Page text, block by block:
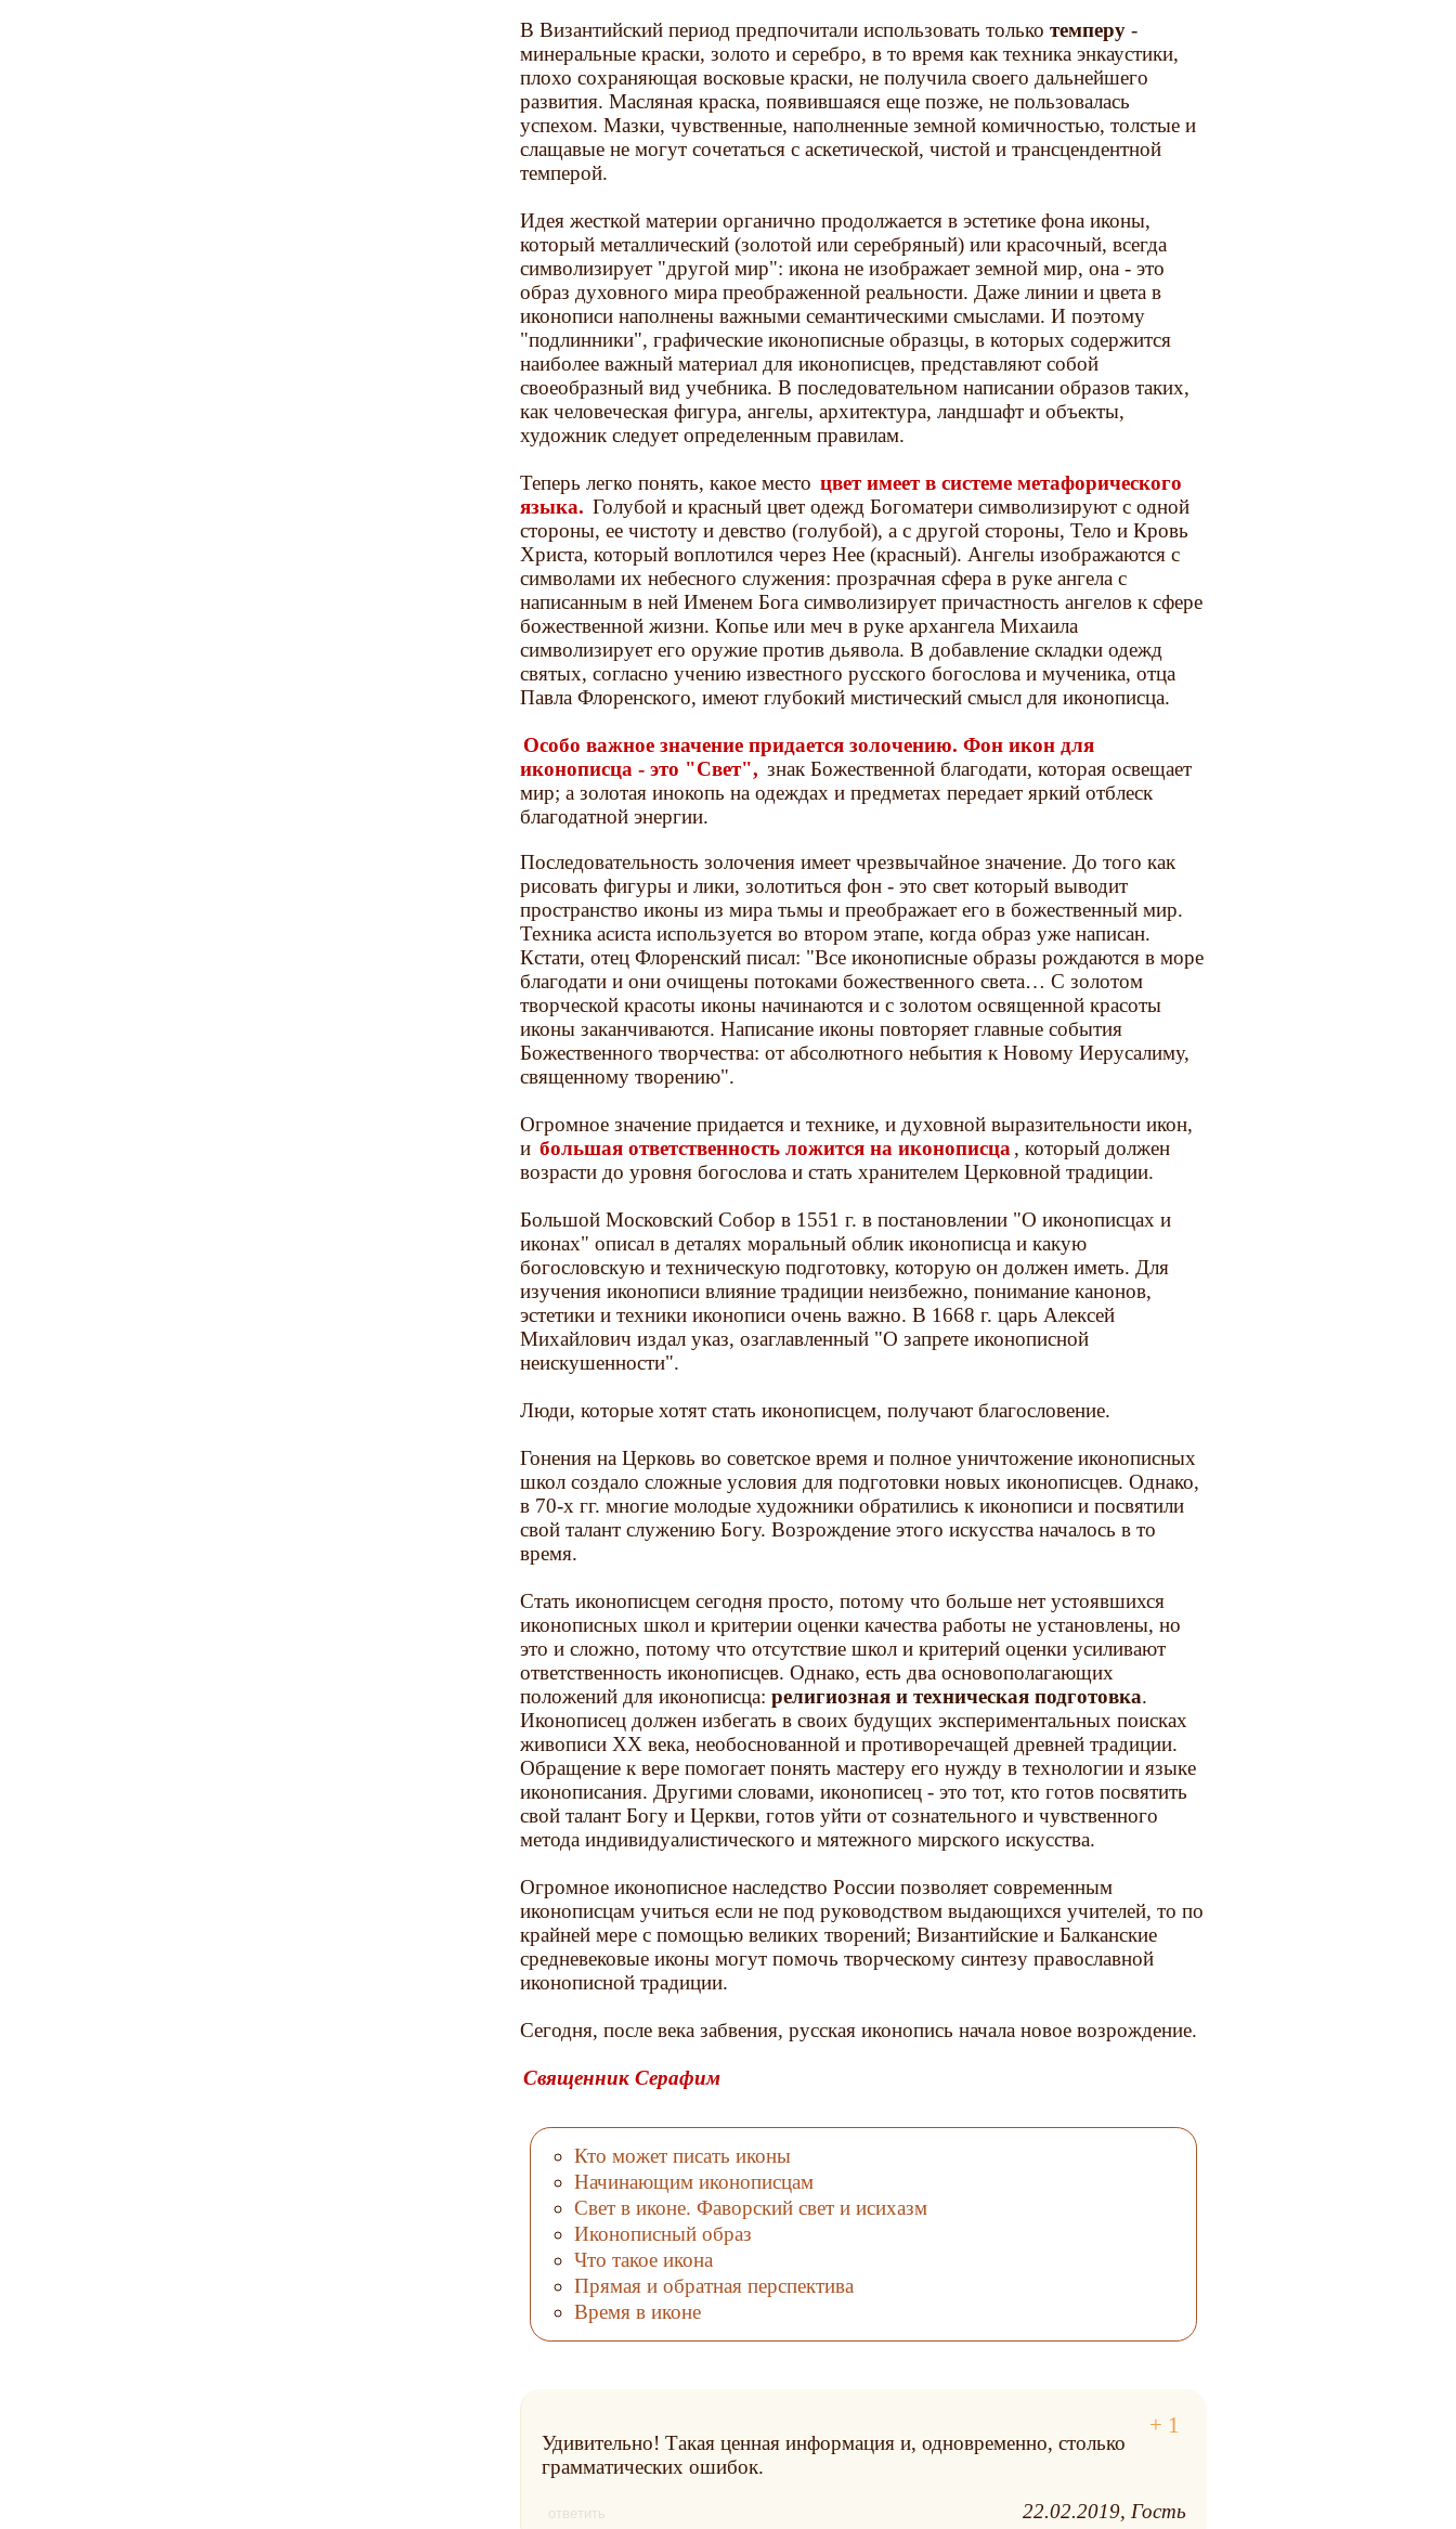
В Византийский период предпочитали использовать только темперу -
минеральные краски, золото и серебро, в то время как техника энкаустики,
плохо сохраняющая восковые краски, не получила своего дальнейшего
развития. Масляная краска, появившаяся еще позже, не пользовалась
успехом. Мазки, чувственные, наполненные земной комичностью, толстые и
слащавые не могут сочетаться с аскетической, чистой и трансцендентной
темперой.
Идея жесткой материи органично продолжается в эстетике фона иконы,
который металлический (золотой или серебряный) или красочный, всегда
символизирует "другой мир": икона не изображает земной мир, она - это
образ духовного мира преображенной реальности. Даже линии и цвета в
иконописи наполнены важными семантическими смыслами. И поэтому
"подлинники", графические иконописные образцы, в которых содержится
наиболее важный материал для иконописцев, представляют собой
своеобразный вид учебника. В последовательном написании образов таких,
как человеческая фигура, ангелы, архитектура, ландшафт и объекты,
художник следует определенным правилам.
Теперь легко понять, какое место цвет имеет в системе метафорического
языка. Голубой и красный цвет одежд Богоматери символизируют с одной
стороны, ее чистоту и девство (голубой), а с другой стороны, Тело и Кровь
Христа, который воплотился через Нее (красный). Ангелы изображаются с
символами их небесного служения: прозрачная сфера в руке ангела с
написанным в ней Именем Бога символизирует причастность ангелов к сфере
божественной жизни. Копье или меч в руке архангела Михаила
символизирует его оружие против дьявола. В добавление складки одежд
святых, согласно учению известного русского богослова и мученика, отца
Павла Флоренского, имеют глубокий мистический смысл для иконописца.
Особо важное значение придается золочению. Фон икон для
иконописца - это "Свет", знак Божественной благодати, которая освещает
мир; а золотая инокопь на одеждах и предметах передает яркий отблеск
благодатной энергии.
Последовательность золочения имеет чрезвычайное значение. До того как
рисовать фигуры и лики, золотиться фон - это свет который выводит
пространство иконы из мира тьмы и преображает его в божественный мир.
Техника асиста используется во втором этапе, когда образ уже написан.
Кстати, отец Флоренский писал: "Все иконописные образы рождаются в море
благодати и они очищены потоками божественного света… С золотом
творческой красоты иконы начинаются и с золотом освященной красоты
иконы заканчиваются. Написание иконы повторяет главные события
Божественного творчества: от абсолютного небытия к Новому Иерусалиму,
священному творению".
Огромное значение придается и технике, и духовной выразительности икон,
и большая ответственность ложится на иконописца , который должен
возрасти до уровня богослова и стать хранителем Церковной традиции.
Большой Московский Собор в 1551 г. в поcтановлении "О иконописцах и
иконах" описал в деталях моральный облик иконописца и какую
богословскую и техническую подготовку, которую он должен иметь. Для
изучения иконописи влияние традиции неизбежно, понимание канонов,
эстетики и техники иконописи очень важно. В 1668 г. царь Алексей
Михайлович издал указ, озаглавленный "О запрете иконописной
неискушенности".
Люди, которые хотят стать иконописцем, получают благословение.
Гонения на Церковь во советское время и полное уничтожение иконописных
школ создало сложные условия для подготовки новых иконописцев. Однако,
в 70-х гг. многие молодые художники обратились к иконописи и посвятили
свой талант служению Богу. Возрождение этого искусства началось в то
время.
Стать иконописцем сегодня просто, потому что больше нет устоявшихся
иконописных школ и критерии оценки качества работы не установлены, но
это и сложно, потому что отсутствие школ и критерий оценки усиливают
ответственность иконописцев. Однако, есть два основополагающих
положений для иконописца: религиозная и техническая подготовка.
Иконописец должен избегать в своих будущих экспериментальных поисках
живописи XX века, необоснованной и противоречащей древней традиции.
Обращение к вере помогает понять мастеру его нужду в технологии и языке
иконописания. Другими словами, иконописец - это тот, кто готов посвятить
свой талант Богу и Церкви, готов уйти от сознательного и чувственного
метода индивидуалистического и мятежного мирского искусства.
Огромное иконописное наследство России позволяет современным
иконописцам учиться если не под руководством выдающихся учителей, то по
крайней мере с помощью великих творений; Византийские и Балканские
средневековые иконы могут помочь творческому синтезу православной
иконописной традиции.
Сегодня, после века забвения, русская иконопись начала новое возрождение.
Священник Серафим
Кто может писать иконы
Начинающим иконописцам
Свет в иконе. Фаворский свет и исихазм
Иконописный образ
Что такое икона
Прямая и обратная перспектива
Время в иконе
Удивительно! Такая ценная информация и, одновременно, столько
грамматических ошибок.
ответить 22.02.2019 Гость